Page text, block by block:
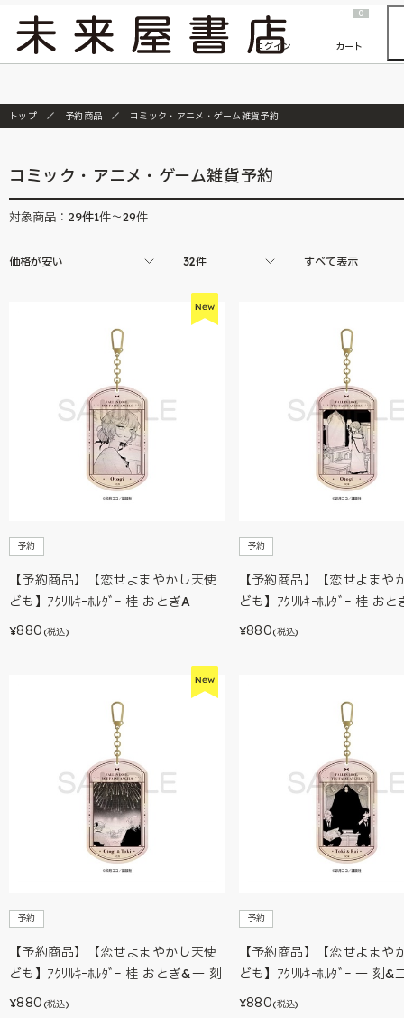
『ONE PIECE magazine 021 ONE PIECEカード付き同梱版』発売延期のご案内
ログイン
0
カート
トップ 予約商品 コミック・アニメ・ゲーム雑貨予約
コミック・アニメ・ゲーム雑貨予約
対象商品： 29件1件～29件
価格が安い 32件 すべて表示
予約
【予約商品】【恋せよまやかし天使
ども】ｱｸﾘﾙｷｰﾎﾙﾀﾞｰ 桂 おとぎA
¥880 (税込)
予約
【予約商品】【恋せよまや
ども】ｱｸﾘﾙｷｰﾎﾙﾀﾞｰ 桂 おと
¥880(税込)
予約
【予約商品】【恋せよまやかし天使
ども】ｱｸﾘﾙｷｰﾎﾙﾀﾞｰ 桂 おとぎ&一 刻
¥880 (税込)
予約
【予約商品】【恋せよまや
ども】ｱｸﾘﾙｷｰﾎﾙﾀﾞｰ 一 刻&
¥880(税込)